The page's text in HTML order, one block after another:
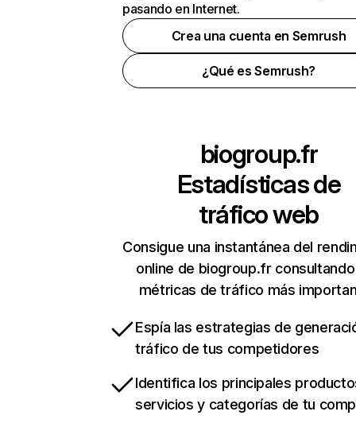
pasando en Internet.
Crea una cuenta en Semrush
¿Qué es Semrush?
biogroup.fr
Estadísticas de
tráfico web
Consigue una instantánea del
online de biogroup.fr
métricas de tráfico más
Espía las estrategias de
tráfico de tus competidores
Identifica los principales
servicios y categorías de tu